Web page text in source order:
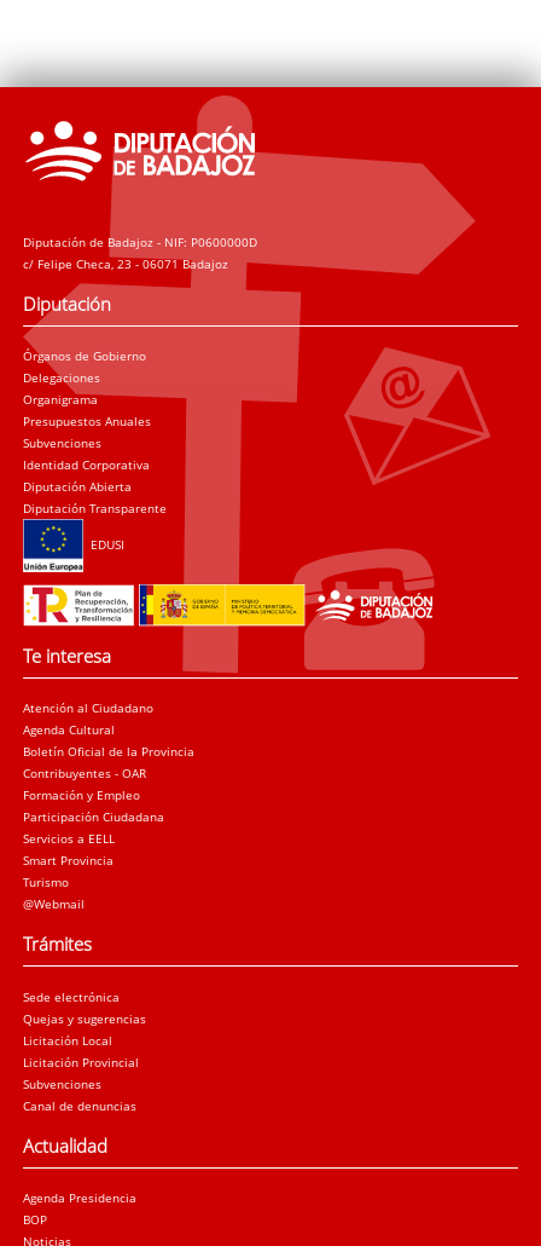
Diputación de Badajoz - NIF: P0600000D
c/ Felipe Checa, 23 - 06071 Badajoz
Diputación
Órganos de Gobierno
Delegaciones
Organigrama
Presupuestos Anuales
Subvenciones
Identidad Corporativa
Diputación Abierta
Diputación Transparente
EDUSI
Te interesa
Atención al Ciudadano
Agenda Cultural
Boletín Oficial de la Provincia
Contribuyentes - OAR
Formación y Empleo
Participación Ciudadana
Servicios a EELL
Smart Provincia
Turismo
@Webmail
Trámites
Sede electrónica
Quejas y sugerencias
Licitación Local
Licitación Provincial
Subvenciones
Canal de denuncias
Actualidad
Agenda Presidencia
BOP
Noticias